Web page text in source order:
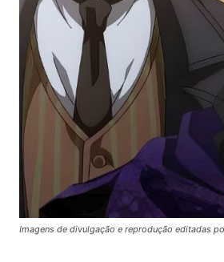
Imagens de divulgação e reprodução editadas